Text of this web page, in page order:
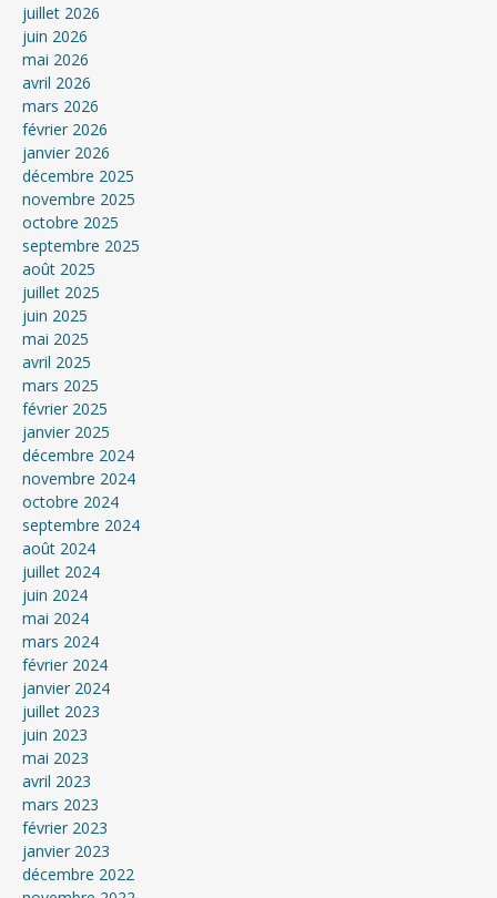
juillet 2026
juin 2026
mai 2026
avril 2026
mars 2026
février 2026
janvier 2026
décembre 2025
novembre 2025
octobre 2025
septembre 2025
août 2025
juillet 2025
juin 2025
mai 2025
avril 2025
mars 2025
février 2025
janvier 2025
décembre 2024
novembre 2024
octobre 2024
septembre 2024
août 2024
juillet 2024
juin 2024
mai 2024
mars 2024
février 2024
janvier 2024
juillet 2023
juin 2023
mai 2023
avril 2023
mars 2023
février 2023
janvier 2023
décembre 2022